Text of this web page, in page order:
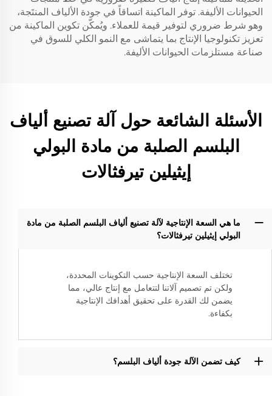
الحيوانات الأليفة. توفر الماكينة اتساقاً في جودة الألياف المنتَجة،
وهو شرط ضروري لتوفير قيمة للعملاء. ويُمكّن تكوين الماكينة من
تعزيز تكنولوجيا الإنتاج بما يتماشى مع النمو الكلي للسوق في
صناعة مستلزمات الحيوانات الأليفة.
الأسئلة الشائعة حول آلة تصنيع ألياف
البلسم الصلبة من مادة البولي
إيثيلين تيرفثالات
ما هي السعة الإنتاجية لآلة تصنيع ألياف البلسم الصلبة من مادة
البولي إيثيلين تيرفثالات؟
تختلف السعة الإنتاجية حسب التكوينات المحددة،
ولكن تم تصميم آلاتنا لتتعامل مع إنتاج عالي، مما
يضمن لك القدرة على تحقيق أهدافك الإنتاجية
بكفاءة.
كيف تضمن الآلة جودة ألياف البلسم؟